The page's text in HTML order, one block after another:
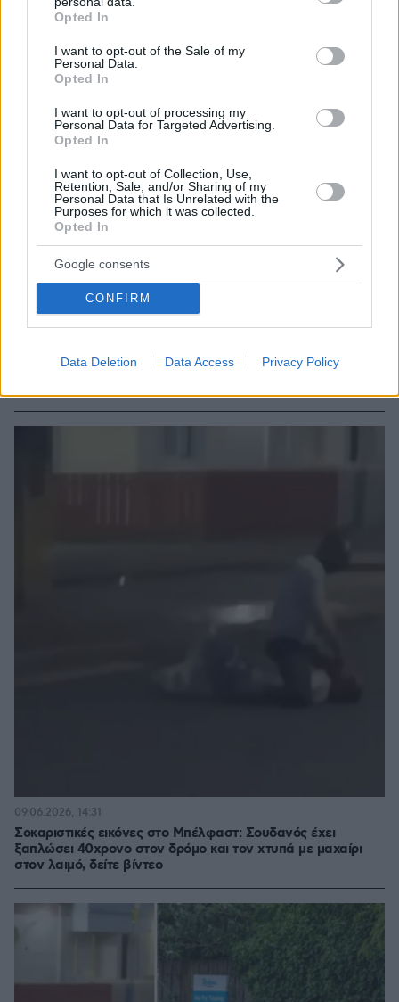
grant or deny consent to Google and its third-party tags to
use your data for below specified purposes in below Google
consent section.
Opted In
I want to opt-out of the Sale of my
Personal Data.
Opted In
I want to opt-out of processing my
Personal Data for Targeted Advertising.
Opted In
I want to opt-out of Collection, Use,
Retention, Sale, and/or Sharing of my
Personal Data that Is Unrelated with the
Purposes for which it was collected.
Opted In
Google consents
CONFIRM
Data Deletion Data Access Privacy Policy
Νύχτα τρόμου στο Μπέλφαστ: Έκαψαν σπίτια μεταναστών
μετά την απόπειρα αποκεφαλισμού άνδρα από Σουδανό,
Σοκαριστικές εικόνες στο Μπέλφαστ: Σουδανός έχει
ξαπλώσει 40χρονο στον δρόμο και τον χτυπά με μαχαίρι
στον λαιμό, δείτε βίντεο
09.06.2026, 14:31